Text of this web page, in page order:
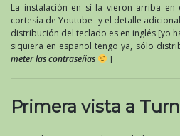
La instalación en sí la vieron arriba
cortesía de Youtube- y el detalle adicional
distribución del teclado es en inglés [yo
siquiera en español tengo ya, sólo
meter las contraseñas
]
Primera vista a